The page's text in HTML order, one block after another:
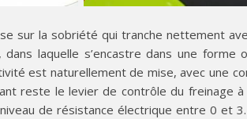
sur la sobriété qui tranche nettement
laquelle s’encastre dans une forme
est naturellement de mise, avec une
reste le levier de contrôle du freinage
de résistance électrique entre 0 et